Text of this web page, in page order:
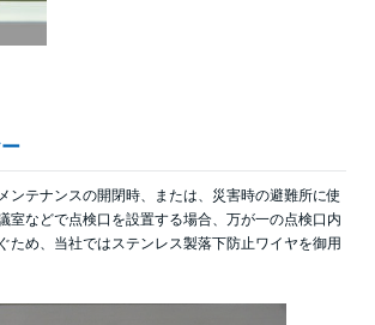
ンテナンスの開閉時、または、災害時の避難所に使
室などで点検口を設置する場合、万が一の点検口内
ため、当社ではステンレス製落下防止ワイヤを御用